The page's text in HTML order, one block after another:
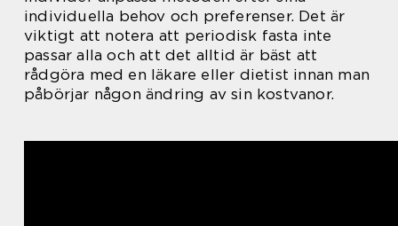
individuella behov och preferenser. Det är
viktigt att notera att periodisk fasta inte
passar alla och att det alltid är bäst att
rådgöra med en läkare eller dietist innan man
påbörjar någon ändring av sin kostvanor.